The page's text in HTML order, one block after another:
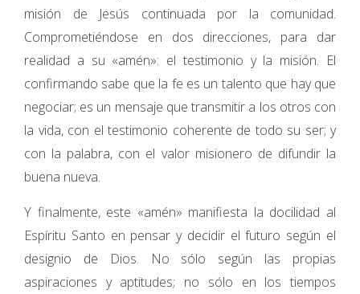
misión de Jesús continuada por la comunidad.
Comprometiéndose en dos direcciones, para dar
realidad a su «amén»: el testimonio y la misión. El
confirmando sabe que la fe es un talento que hay que
negociar; es un mensaje que transmitir a los otros con
la vida, con el testimonio coherente de todo su ser; y
con la palabra, con el valor misionero de difundir la
buena nueva.
Y finalmente, este «amén» manifiesta la docilidad al
Espíritu Santo en pensar y decidir el futuro según el
designio de Dios. No sólo según las propias
aspiraciones y aptitudes; no sólo en los tiempos